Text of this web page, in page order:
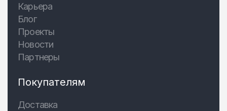
Карьера
Блог
Проекты
Новости
Партнеры
Покупателям
Доставка